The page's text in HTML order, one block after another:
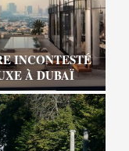
INCONTESTÉ
À DUBAÏ